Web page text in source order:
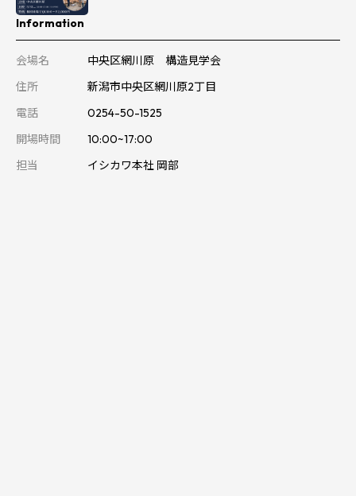
Information
会場名
中央区網川原 構造見学会
住所
新潟市中央区網川原2丁目
電話
0254-50-1525
開場時間
10:00~17:00
担当
イシカワ本社 岡部